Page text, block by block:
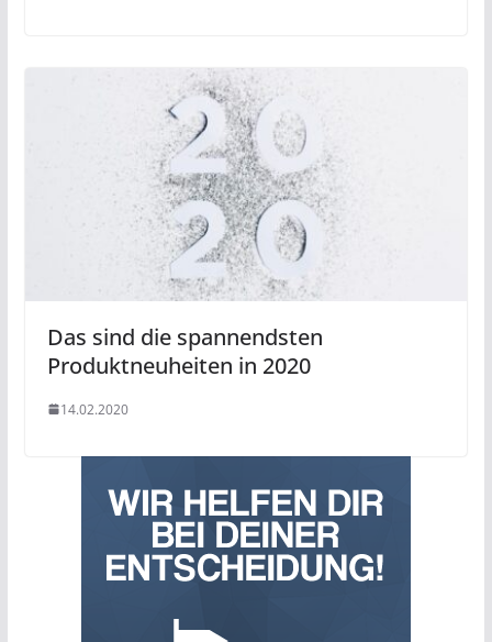
Das sind die spannendsten
Produktneuheiten in 2020
14.02.2020